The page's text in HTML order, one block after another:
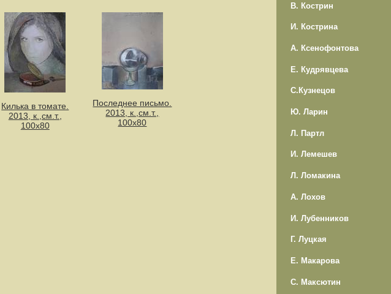
Килька в томате.
2013, к.,см.т.,
100х80
Последнее письмо.
2013, к.,см.т.,
100х80
В. Кострин
И. Кострина
А. Ксенофонтова
Е. Кудрявцева
С.Кузнецов
Ю. Ларин
Л. Партл
И. Лемешев
Л. Ломакина
А. Лохов
И. Лубенников
Г. Луцкая
Е. Макарова
С. Максютин